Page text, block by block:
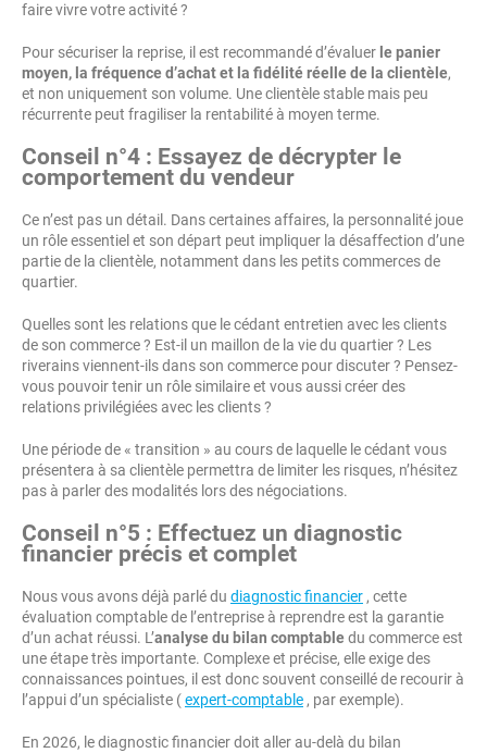
faire vivre votre activité ?
Pour sécuriser la reprise, il est recommandé d’évaluer le panier
moyen, la fréquence d’achat et la fidélité réelle de la clientèle,
et non uniquement son volume. Une clientèle stable mais peu
récurrente peut fragiliser la rentabilité à moyen terme.
Conseil n°4 : Essayez de décrypter le
comportement du vendeur
Ce n’est pas un détail. Dans certaines affaires, la personnalité joue
un rôle essentiel et son départ peut impliquer la désaffection d’une
partie de la clientèle, notamment dans les petits commerces de
quartier.
Quelles sont les relations que le cédant entretien avec les clients
de son commerce ? Est-il un maillon de la vie du quartier ? Les
riverains viennent-ils dans son commerce pour discuter ? Pensez-
vous pouvoir tenir un rôle similaire et vous aussi créer des
relations privilégiées avec les clients ?
Une période de « transition » au cours de laquelle le cédant vous
présentera à sa clientèle permettra de limiter les risques, n’hésitez
pas à parler des modalités lors des négociations.
Conseil n°5 : Effectuez un diagnostic
financier précis et complet
Nous vous avons déjà parlé du diagnostic financier , cette
évaluation comptable de l’entreprise à reprendre est la garantie
d’un achat réussi. L’analyse du bilan comptabledu commerce est
une étape très importante. Complexe et précise, elle exige des
connaissances pointues, il est donc souvent conseillé de recourir à
l’appui d’un spécialiste (expert-comptable , par exemple).
En 2026, le diagnostic financier doit aller au-delà du bilan